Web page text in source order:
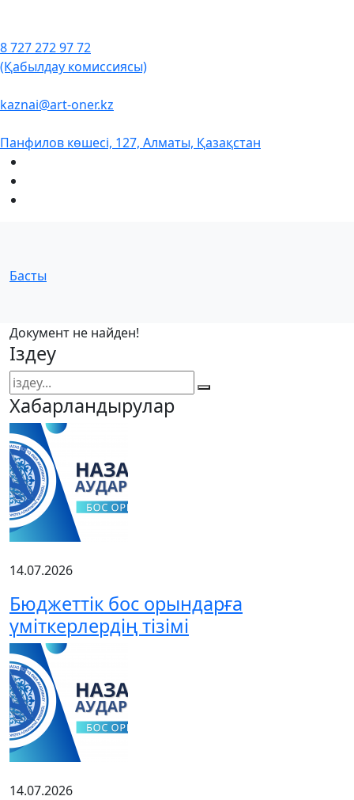
8 727 272 97 72
(Қабылдау комиссиясы)
kaznai@art-oner.kz
Панфилов көшесі, 127, Алматы, Қазақстан
Басты
Документ не найден!
Іздеу
Хабарландырулар
14.07.2026
Бюджеттік бос орындарға
үміткерлердің тізімі
14.07.2026